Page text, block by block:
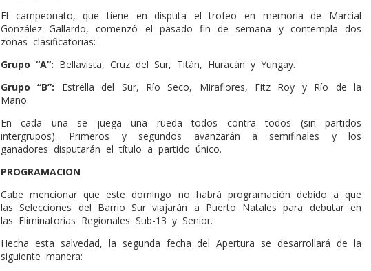
El campeonato, que tiene en disputa el trofeo en memoria de Marcial
González Gallardo, comenzó el pasado fin de semana y contempla dos
zonas clasificatorias:
Grupo “A”: Bellavista, Cruz del Sur, Titán, Huracán y Yungay.
Grupo “B”: Estrella del Sur, Río Seco, Miraflores, Fitz Roy y Río de la
Mano.
En cada una se juega una rueda todos contra todos (sin partidos
intergrupos). Primeros y segundos avanzarán a semifinales y los
ganadores disputarán el título a partido único.
PROGRAMACION
Cabe mencionar que este domingo no habrá programación debido a que
las Selecciones del Barrio Sur viajarán a Puerto Natales para debutar en
las Eliminatorias Regionales Sub-13 y Senior.
Hecha esta salvedad, la segunda fecha del Apertura se desarrollará de la
siguiente manera: